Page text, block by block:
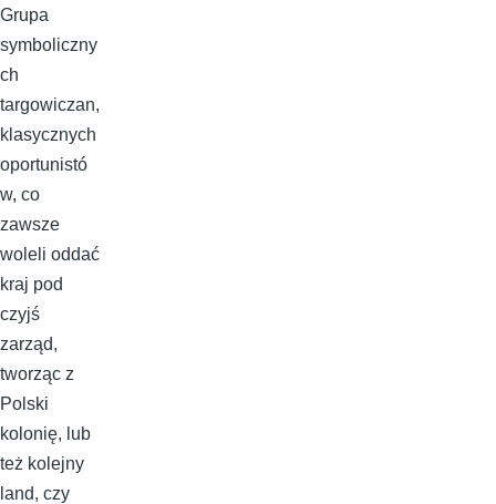
Grupa
symboliczny
ch
targowiczan,
klasycznych
oportunistó
w, co
zawsze
woleli oddać
kraj pod
czyjś
zarząd,
tworząc z
Polski
kolonię, lub
też kolejny
land, czy